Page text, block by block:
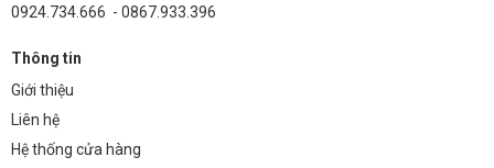
0924.734.666 - 0867.933.396
Thông tin
Giới thiệu
Liên hệ
Hệ thống cửa hàng